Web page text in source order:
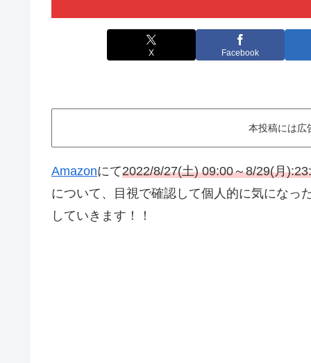
X Facebook
本投稿には広
Amazonにて2022/8/27(土) 09:00～8/29(月
について、目視で確認して個人的に気になっ
していきます！！